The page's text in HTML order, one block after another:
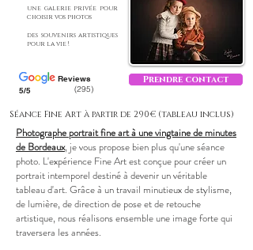
une galerie privée pour
choisir vos photos
des souvenirs artistiques
pour la vie !
(295)
Reviews
5/5
Prendre contact
Séance Fine Art à partir de 290€ (tableau inclus)
Photographe portrait fine art à une vingtaine de minutes
de Bordeaux, je vous propose bien plus qu'une séance
photo. L'expérience Fine Art est conçue pour créer un
portrait intemporel destiné à devenir un véritable
tableau d'art. Grâce à un travail minutieux de stylisme,
de lumière, de direction de pose et de retouche
artistique, nous réalisons ensemble une image forte qui
traversera les années.